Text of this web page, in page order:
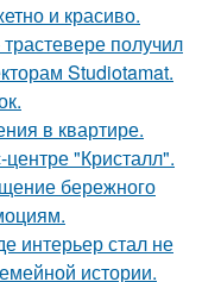
и красиво.
получил
Studiotamat.
в квартире.
"Кристалл".
бережного
интерьер стал не
истории.